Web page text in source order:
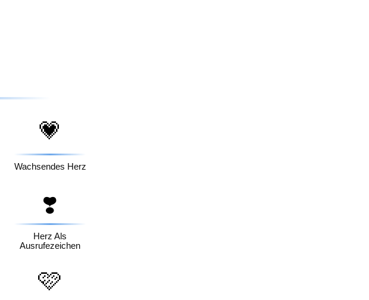
💗
Wachsendes Herz
❣️
Herz Als
Ausrufezeichen
🩷